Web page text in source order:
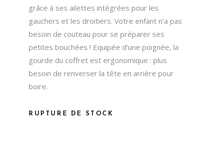
grâce à ses ailettes intégrées pour les
gauchers et les droitiers. Votre enfant n’a pas
besoin de couteau pour se préparer ses
petites bouchées ! Equipée d’une poignée, la
gourde du coffret est ergonomique : plus
besoin de renverser la tête en arrière pour
boire.
RUPTURE DE STOCK